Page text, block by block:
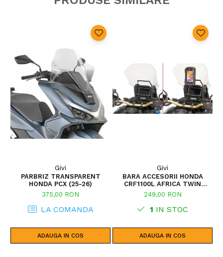
Givi
PARBRIZ TRANSPARENT
HONDA PCX (25-26)
375,00 RON
LA COMANDA
ADAUGA IN COS
Givi
BARA ACCESORII HONDA
CRF1100L AFRICA TWIN
ADVENTURE SPORTS (20 - 23)
CRF1100L AFRICA TWIN
ADVENTURE SPORTS (24)
CRF1100L AFRICA TWIN (24)
23)
249,00 RON
1 IN STOC
ADAUGA IN COS